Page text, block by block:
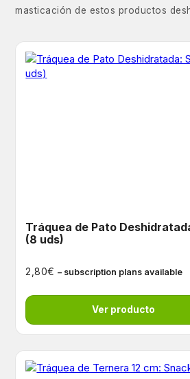
masticación de estos productos
Tráquea de Pato
(8 uds)
2,80€ – subscription plans available
Ver producto